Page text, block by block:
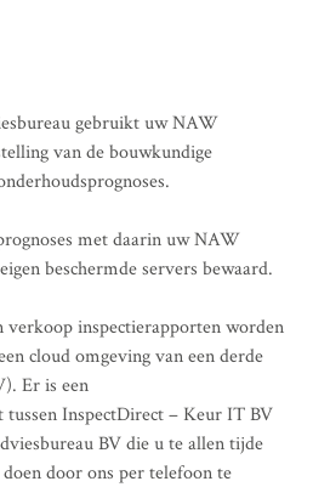
gebruikt uw NAW
van de bouwkundige
met daarin uw NAW
beschermde servers bewaard.
verkoop inspectierapporten worden
cloud omgeving van een derde
Er is een
InspectDirect – Keur IT BV
BV die u te allen tijde
door ons per telefoon te